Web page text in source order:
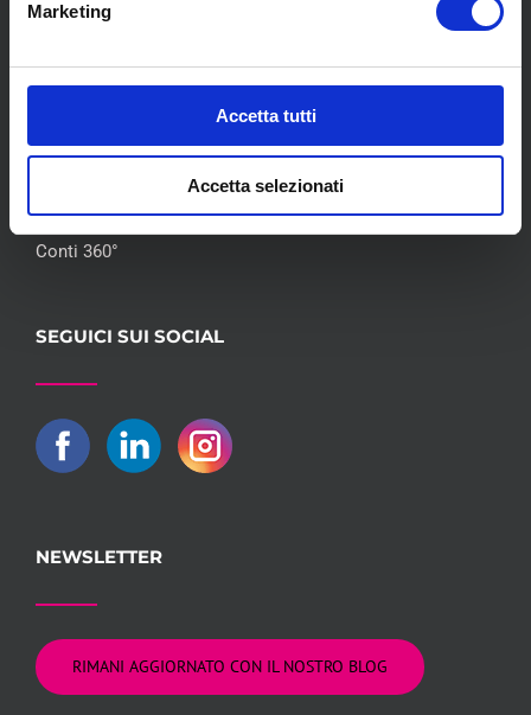
Marketing
Accetta tutti
Accetta selezionati
Contatti
Conti 360°
SEGUICI SUI SOCIAL
NEWSLETTER
RIMANI AGGIORNATO CON IL NOSTRO BLOG